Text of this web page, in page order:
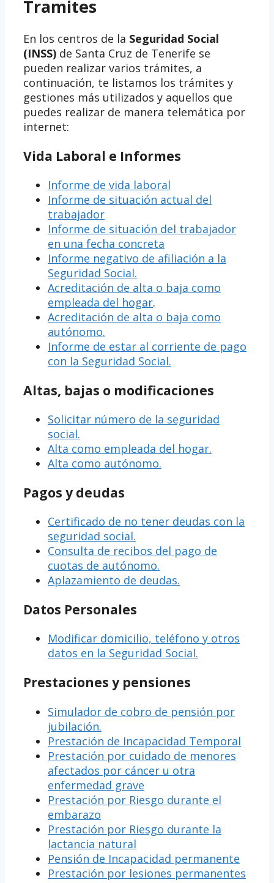
Tramites
En los centros de la Seguridad Social
(INSS) de Santa Cruz de Tenerife se
pueden realizar varios trámites, a
continuación, te listamos los trámites y
gestiones más utilizados y aquellos que
puedes realizar de manera telemática por
internet:
Vida Laboral e Informes
Informe de vida laboral
Informe de situación actual del
trabajador
Informe de situación del trabajador
en una fecha concreta
Informe negativo de afiliación a la
Seguridad Social.
Acreditación de alta o baja como
empleada del hogar.
Acreditación de alta o baja como
autónomo.
Informe de estar al corriente de pago
con la Seguridad Social.
Altas, bajas o modificaciones
Solicitar número de la seguridad
social.
Alta como empleada del hogar.
Alta como autónomo.
Pagos y deudas
Certificado de no tener deudas con la
seguridad social.
Consulta de recibos del pago de
cuotas de autónomo.
Aplazamiento de deudas.
Datos Personales
Modificar domicilio, teléfono y otros
datos en la Seguridad Social.
Prestaciones y pensiones
Simulador de cobro de pensión por
jubilación.
Prestación de Incapacidad Temporal
Prestación por cuidado de menores
afectados por cáncer u otra
enfermedad grave
Prestación por Riesgo durante el
embarazo
Prestación por Riesgo durante la
lactancia natural
Pensión de Incapacidad permanente
Prestación por lesiones permanentes